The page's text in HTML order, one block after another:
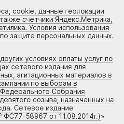
cookie, данные геолокации
счетчики Яндекс.Метрика,
Условия использования
защите персональных данных.
условиях оплаты услуг по
сетевого издания для
агитационных материалов в
по выборам в
Собрания
созыва, назначенных на
Сетевое издание
58967 от 11.08.2014г.)»